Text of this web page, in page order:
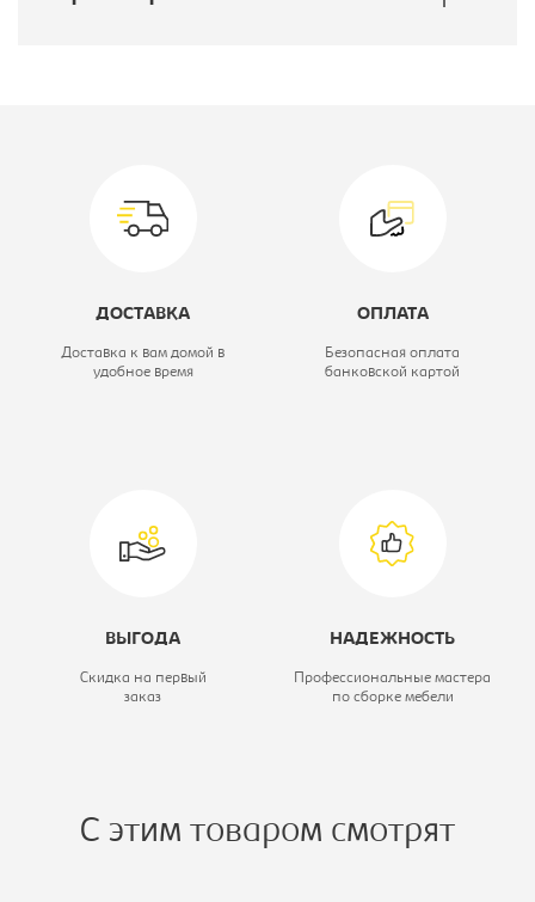
ДОСТАВКА
Доставка к вам домой в
удобное время
ОПЛАТА
Безопасная оплата
банковской картой
ВЫГОДА
Скидка на первый
заказ
НАДЕЖНОСТЬ
Профессиональные мастера
по сборке мебели
С этим товаром смотрят